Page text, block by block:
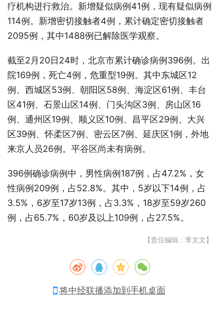
疗机构进行救治。新增疑似病例41例，现有疑似病例
114例。新增密切接触者4例，累计确定密切接触者
2095例，其中1488例已解除医学观察。
截至2月20日24时，北京市累计确诊病例396例。出
院169例，死亡4例，危重型19例。其中东城区12
例、西城区53例、朝阳区58例、海淀区61例、丰台
区41例、石景山区14例、门头沟区3例、房山区16
例、通州区19例、顺义区10例、昌平区29例、大兴
区39例、怀柔区7例、密云区7例、延庆区1例，外地
来京人员26例。平谷区尚未有病例。
396例确诊病例中，男性病例187例，占47.2%，女
性病例209例，占52.8%。其中，5岁以下14例，占
3.5%，6岁至17岁13例，占3.3%，18岁至59岁260
例，占65.7%，60岁及以上109例，占27.5%。
【责任编辑：李文文】
将中经联播添加到手机桌面